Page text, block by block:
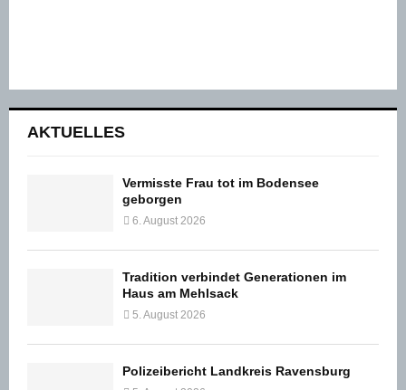
AKTUELLES
Vermisste Frau tot im Bodensee
geborgen
6. August 2026
Tradition verbindet Generationen im
Haus am Mehlsack
5. August 2026
Polizeibericht Landkreis Ravensburg